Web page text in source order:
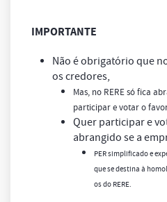
IMPORTANTE
Não é obrigatório que
os credores,
Mas, no RERE só fica
participar e votar o
Quer participar e
abrangido se a
PER simplificado e
que se destina à
os do RERE.